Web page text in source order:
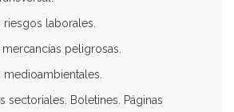
riesgos laborales.
peligrosas.
medioambientales.
sectoriales. Boletines. Páginas